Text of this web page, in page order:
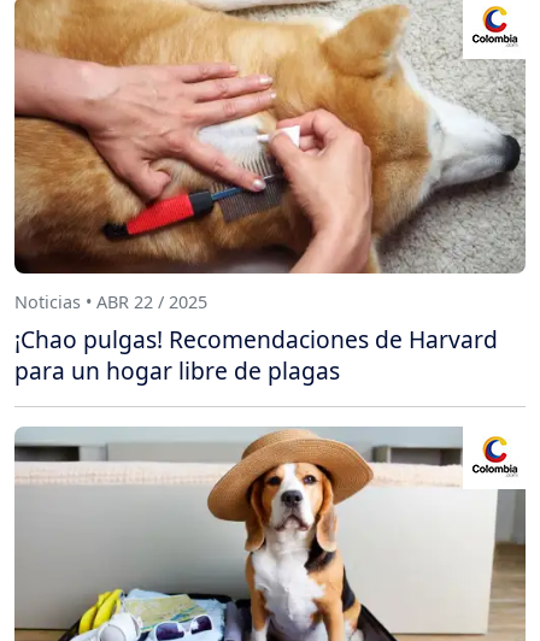
Noticias • ABR 22 / 2025
¡Chao pulgas! Recomendaciones de Harvard
para un hogar libre de plagas